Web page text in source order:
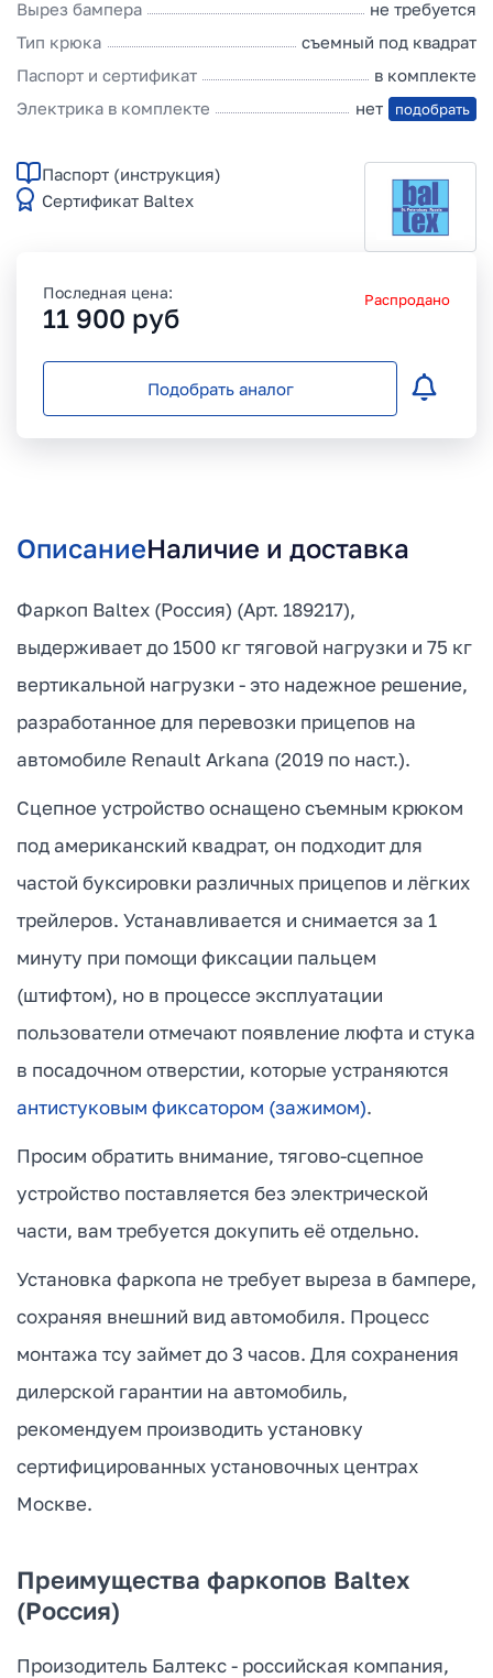
Вырез бампера
не требуется
Тип крюка
съемный под квадрат
Паспорт и сертификат
в комплекте
Электрика в комплекте
нет подобрать
Паспорт (инструкция)
Сертификат Baltex
Последная цена:
11 900 руб
Распродано
Подобрать аналог
ОписаниеНаличие и доставка
Фаркоп Baltex (Россия) (Арт. 189217),
выдерживает до 1500 кг тяговой нагрузки и 75 кг
вертикальной нагрузки - это надежное решение,
разработанное для перевозки прицепов на
автомобиле Renault Arkana (2019 по наст.).
Сцепное устройство оснащено съемным крюком
под американский квадрат, он подходит для
частой буксировки различных прицепов и лёгких
трейлеров. Устанавливается и снимается за 1
минуту при помощи фиксации пальцем
(штифтом), но в процессе эксплуатации
пользователи отмечают появление люфта и стука
в посадочном отверстии, которые устраняются
антистуковым фиксатором (зажимом).
Просим обратить внимание, тягово-сцепное
устройство поставляется без электрической
части, вам требуется докупить её отдельно.
Установка фаркопа не требует выреза в бампере,
сохраняя внешний вид автомобиля. Процесс
монтажа тсу займет до 3 часов. Для сохранения
дилерской гарантии на автомобиль,
рекомендуем производить установку
сертифицированных установочных центрах
Москве.
Преимущества фаркопов Baltex
(Россия)
Произодитель Балтекс - российская компания,